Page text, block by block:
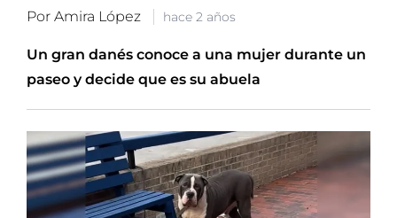
Por Amira López hace 2 años
Un gran danés conoce a una mujer durante un
paseo y decide que es su abuela